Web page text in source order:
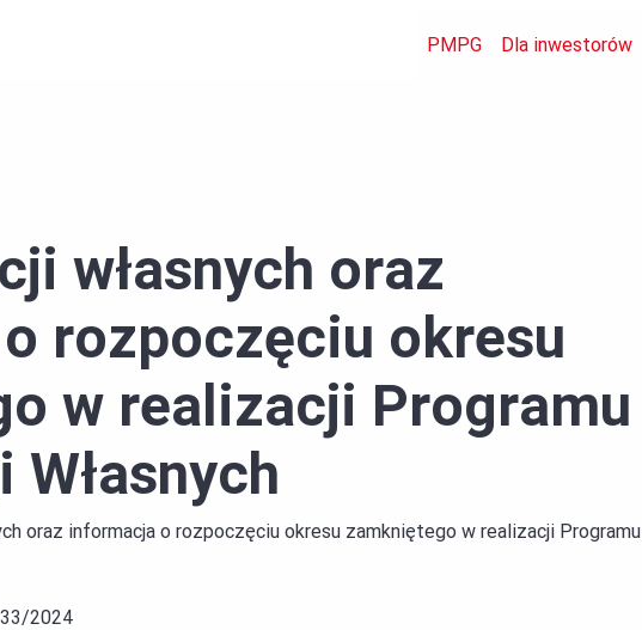
PMPG Dla inwestorów
własnych oraz
rozpoczęciu okresu
w realizacji Programu
oraz informacja o rozpoczęciu okresu zamkniętego w realizacji Programu
2024